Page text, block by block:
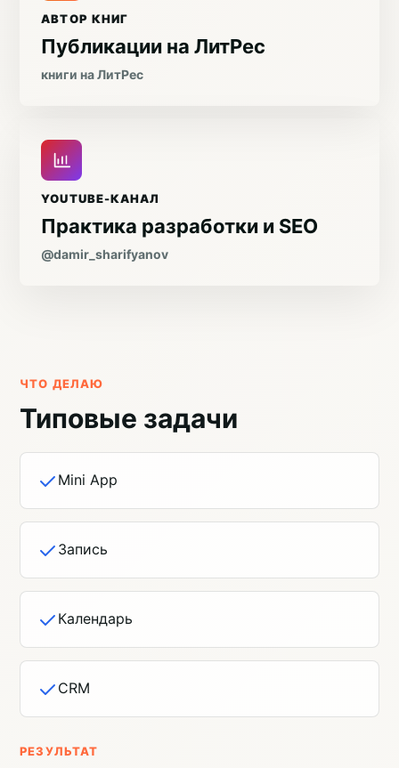
АВТОР КНИГ
Публикации на ЛитРес
книги на ЛитРес
YOUTUBE-КАНАЛ
Практика разработки и SEO
@damir_sharifyanov
ЧТО ДЕЛАЮ
Типовые задачи
Mini App
Запись
Календарь
CRM
РЕЗУЛЬТАТ